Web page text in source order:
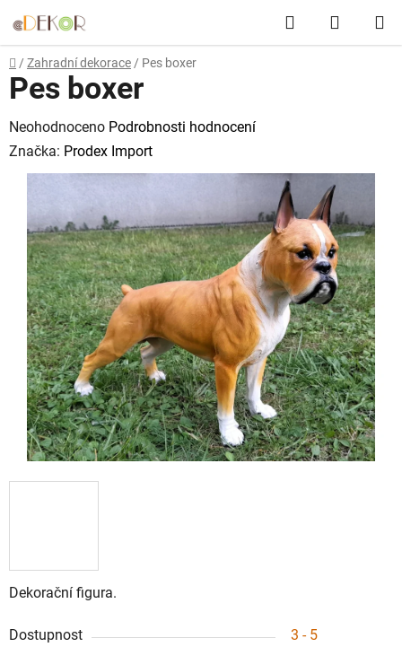
na
obsah
Hledat
KOŠÍK
Domů
/ Zahradní dekorace / Pes boxer
Dekorační figura.
Dostupnost
3 - 5
Pes boxer
Průměrné
hodnocení
produktu
hvězdiček.
Neohodnoceno Podrobnosti hodnocení
Značka: Prodex Import